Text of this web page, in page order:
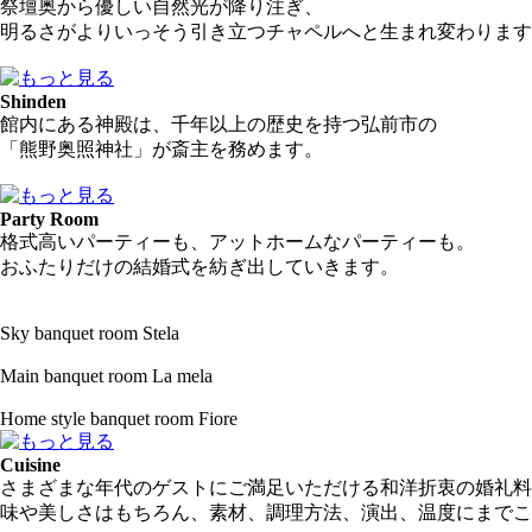
祭壇奥から優しい自然光が降り注ぎ、
明るさがよりいっそう引き立つチャペルへと生まれ変わります
Shinden
館内にある神殿は、千年以上の歴史を持つ弘前市の
「熊野奥照神社」が斎主を務めます。
Party Room
格式高いパーティーも、アットホームなパーティーも。
おふたりだけの結婚式を紡ぎ出していきます。
Sky banquet room Stela
Main banquet room La mela
Home style banquet room Fiore
Cuisine
さまざまな年代のゲストにご満足いただける和洋折衷の婚礼料
味や美しさはもちろん、素材、調理方法、演出、温度にまでこ